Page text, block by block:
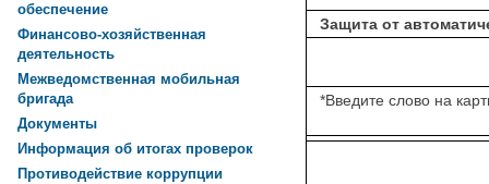
Защита от
*Введите слово на
обеспечение
Финансово-хозяйственная
деятельность
Межведомственная мобильная
бригада
Документы
Информация об итогах проверок
Противодействие коррупции